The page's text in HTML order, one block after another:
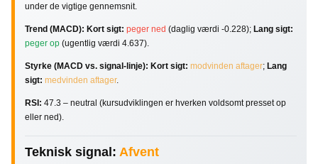
under de vigtige gennemsnit.
Trend (MACD): Kort sigt: peger ned (daglig værdi -0.228); Lang sigt:
peger op (ugentlig værdi 4.637).
Styrke (MACD vs. signal-linje): Kort sigt: modvinden aftager; Lang
sigt: medvinden aftager.
RSI: 47.3 – neutral (kursudviklingen er hverken voldsomt presset op
eller ned).
Teknisk signal: Afvent